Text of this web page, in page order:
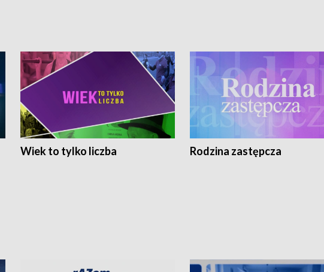
Wiek to tylko liczba Rodzina zastępcza